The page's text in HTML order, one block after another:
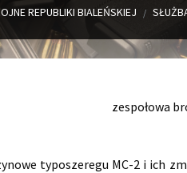
REPUBLIKI BIALEŃSKIEJ /
zespołowa
typoszeregu MC-2 i ich